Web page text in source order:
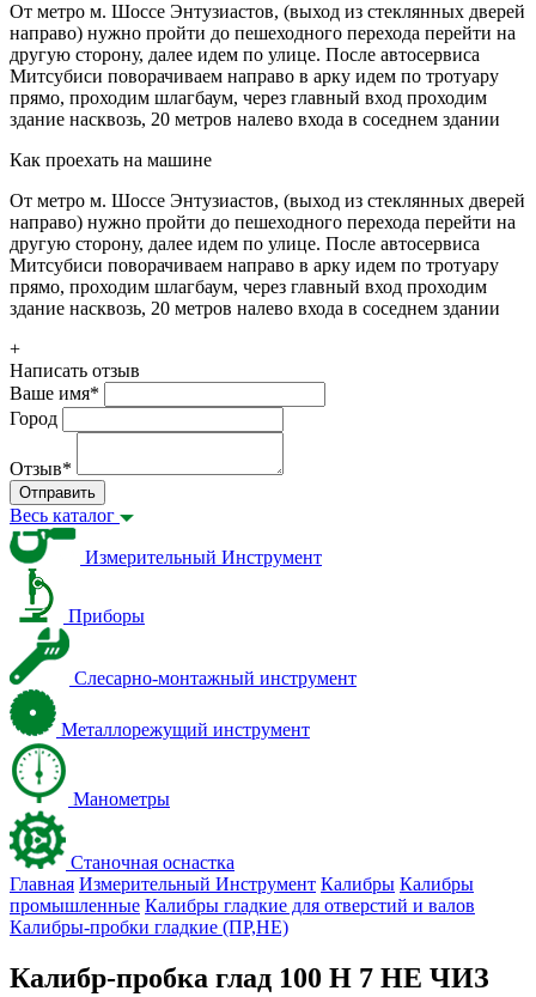
От метро м. Шоссе Энтузиастов, (выход из стеклянных дверей
направо) нужно пройти до пешеходного перехода перейти на
другую сторону, далее идем по улице. После автосервиса
Митсубиси поворачиваем направо в арку идем по тротуару
прямо, проходим шлагбаум, через главный вход проходим
здание насквозь, 20 метров налево входа в соседнем здании
Как проехать на машине
От метро м. Шоссе Энтузиастов, (выход из стеклянных дверей
направо) нужно пройти до пешеходного перехода перейти на
другую сторону, далее идем по улице. После автосервиса
Митсубиси поворачиваем направо в арку идем по тротуару
прямо, проходим шлагбаум, через главный вход проходим
здание насквозь, 20 метров налево входа в соседнем здании
+
Написать отзыв
Ваше имя*
Город
Отзыв*
Отправить
Весь каталог
Измерительный Инструмент
Приборы
Слесарно-монтажный инструмент
Металлорежущий инструмент
Манометры
Станочная оснастка
Главная Измерительный Инструмент Калибры Калибры
промышленные Калибры гладкие для отверстий и валов
Калибры-пробки гладкие (ПР,НЕ)
Калибр-пробка глад 100 H 7 НЕ ЧИЗ